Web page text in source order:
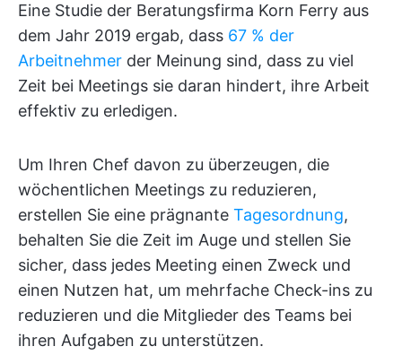
Eine Studie der Beratungsfirma Korn Ferry aus
dem Jahr 2019 ergab, dass 67 % der
Arbeitnehmer der Meinung sind, dass zu viel
Zeit bei Meetings sie daran hindert, ihre Arbeit
effektiv zu erledigen.
Um Ihren Chef davon zu überzeugen, die
wöchentlichen Meetings zu reduzieren,
erstellen Sie eine prägnante Tagesordnung,
behalten Sie die Zeit im Auge und stellen Sie
sicher, dass jedes Meeting einen Zweck und
einen Nutzen hat, um mehrfache Check-ins zu
reduzieren und die Mitglieder des Teams bei
ihren Aufgaben zu unterstützen.